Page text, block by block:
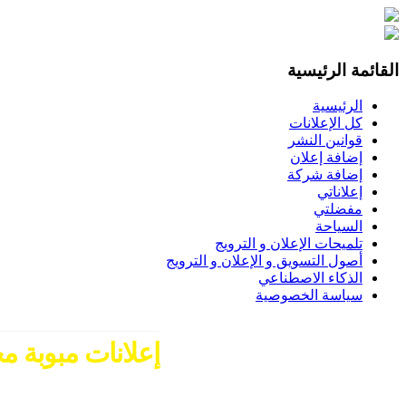
القائمة الرئيسية
الرئيسية
كل الإعلانات
قوانين النشر
إضافة إعلان
إضافة شركة
إعلاناتي
مفضلتي
السياحة
تلميحات الإعلان و الترويج
أصول التسويق و الإعلان و الترويج
الذكاء الاصطناعي
سياسة الخصوصية
إعلانات مبوبة